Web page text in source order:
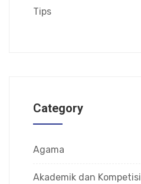
Tips
Category
Agama
Akademik dan Kompetisi